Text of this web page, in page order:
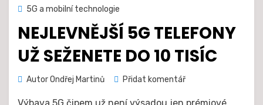
Zveřejněno
11. 10. 2020
5G a mobilní technologie
NEJLEVNĚJŠÍ 5G TELEFONY
UŽ SEŽENETE DO 10 TISÍC
AutorOndřej Martinů Přidat komentářna